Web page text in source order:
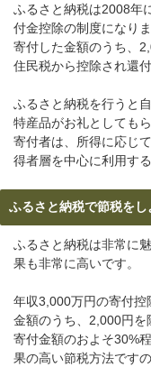
ふるさと納税は2008年
付金控除の制度になりま
寄付した金額のうち、
住民税から控除され還付
ふるさと納税を行うと
特産品がお礼としてもら
寄付者は、所得に応じ
得者層を中心に利用す
ふるさと納税で節税をし
ふるさと納税は非常に
果も非常に高いです。
年収3,000万円の寄付
金額のうち、2,000円を
寄付金額のおよそ30%
果の高い節税方法です